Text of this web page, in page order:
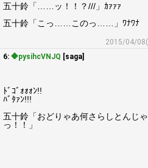
五十鈴「……ッ！！？///」ｶｧｧｧ
五十鈴「こっ……このっ……」ﾜﾅﾜﾅ
2015/04/
6: ◆pysihcVNJQ [saga]
ﾄﾞｺﾞｫｫｫﾝ!!
ﾊﾞﾀｧﾝ!!!
五十鈴「おどりゃあ何さらしとんじ
っ！！」